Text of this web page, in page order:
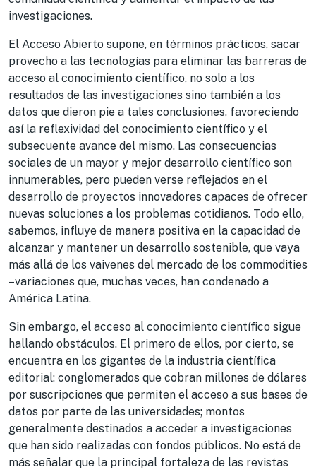
investigaciones.
El Acceso Abierto supone, en términos prácticos, sacar
provecho a las tecnologías para eliminar las barreras de
acceso al conocimiento científico, no solo a los
resultados de las investigaciones sino también a los
datos que dieron pie a tales conclusiones, favoreciendo
así la reflexividad del conocimiento científico y el
subsecuente avance del mismo. Las consecuencias
sociales de un mayor y mejor desarrollo científico son
innumerables, pero pueden verse reflejados en el
desarrollo de proyectos innovadores capaces de ofrecer
nuevas soluciones a los problemas cotidianos. Todo ello,
sabemos, influye de manera positiva en la capacidad de
alcanzar y mantener un desarrollo sostenible, que vaya
más allá de los vaivenes del mercado de los commodities
–variaciones que, muchas veces, han condenado a
América Latina.
Sin embargo, el acceso al conocimiento científico sigue
hallando obstáculos. El primero de ellos, por cierto, se
encuentra en los gigantes de la industria científica
editorial: conglomerados que cobran millones de dólares
por suscripciones que permiten el acceso a sus bases de
datos por parte de las universidades; montos
generalmente destinados a acceder a investigaciones
que han sido realizadas con fondos públicos. No está de
más señalar que la principal fortaleza de las revistas